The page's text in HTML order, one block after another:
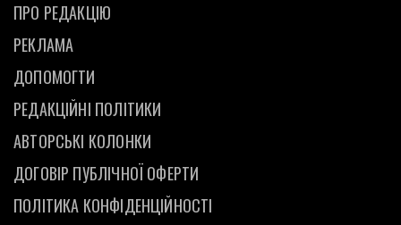
ПРО РЕДАКЦІЮ
РЕКЛАМА
ДОПОМОГТИ
РЕДАКЦІЙНІ ПОЛІТИКИ
АВТОРСЬКІ КОЛОНКИ
ДОГОВІР ПУБЛІЧНОЇ ОФЕРТИ
ПОЛІТИКА КОНФІДЕНЦІЙНОСТІ